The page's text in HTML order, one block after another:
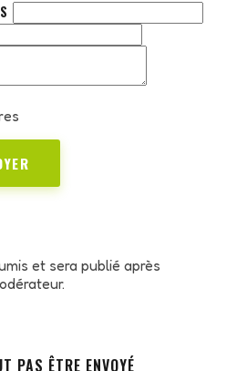
et sera publié après
PAS ÊTRE ENVOYÉ